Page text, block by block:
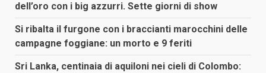
dell’oro con i big azzurri. Sette giorni di show
Si ribalta il furgone con i braccianti marocchini delle
campagne foggiane: un morto e 9 feriti
Sri Lanka, centinaia di aquiloni nei cieli di Colombo: